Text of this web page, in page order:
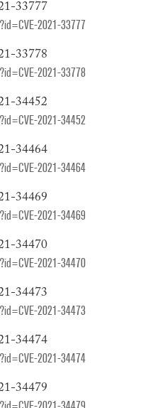
33777
2021-33777
33778
2021-33778
34452
2021-34452
34464
2021-34464
34469
2021-34469
34470
2021-34470
34473
2021-34473
34474
2021-34474
34479